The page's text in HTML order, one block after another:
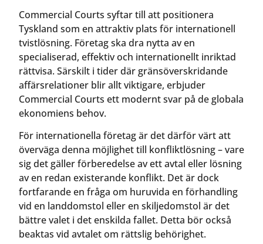
Commercial Courts syftar till att positionera
Tyskland som en attraktiv plats för internationell
tvistlösning. Företag ska dra nytta av en
specialiserad, effektiv och internationellt inriktad
rättvisa. Särskilt i tider där gränsöverskridande
affärsrelationer blir allt viktigare, erbjuder
Commercial Courts ett modernt svar på de globala
ekonomiens behov.
För internationella företag är det därför värt att
överväga denna möjlighet till konfliktlösning – vare
sig det gäller förberedelse av ett avtal eller lösning
av en redan existerande konflikt. Det är dock
fortfarande en fråga om huruvida en förhandling
vid en landdomstol eller en skiljedomstol är det
bättre valet i det enskilda fallet. Detta bör också
beaktas vid avtalet om rättslig behörighet.